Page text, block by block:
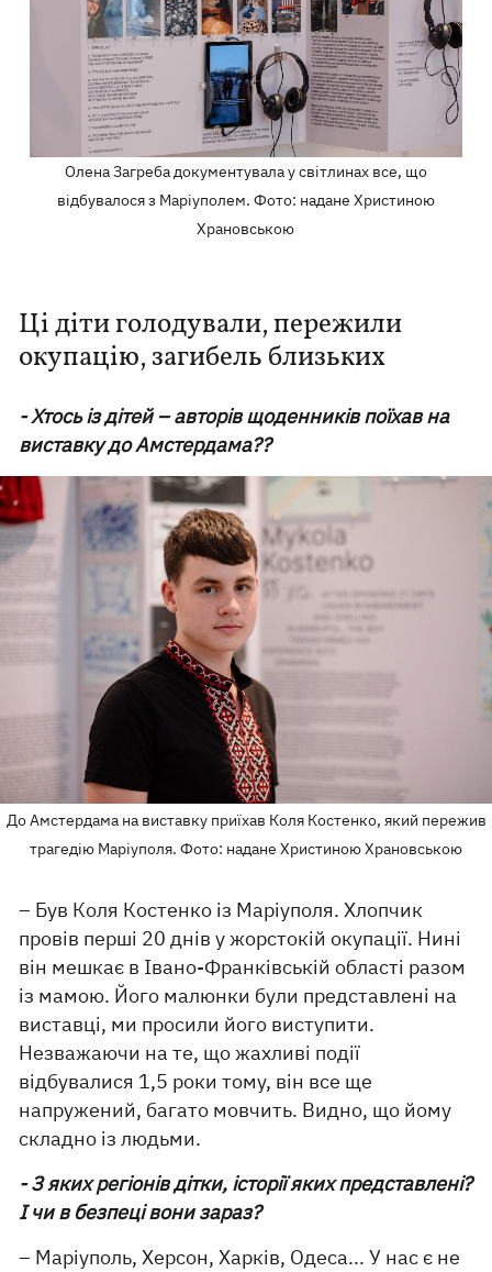
Олена Загреба документувала у світлинах все, що
відбувалося з Маріуполем. Фото: надане Христиною
Храновською
Ці діти голодували, пережили
окупацію, загибель близьких
- Хтось із дітей – авторів щоденників поїхав на
виставку до Амстердама??
До Амстердама на виставку приїхав Коля Костенко, який пережив
трагедію Маріуполя. Фото: надане Христиною Храновською
– Був Коля Костенко із Маріуполя. Хлопчик
провів перші 20 днів у жорстокій окупації. Нині
він мешкає в Івано-Франківській області разом
із мамою. Його малюнки були представлені на
виставці, ми просили його виступити.
Незважаючи на те, що жахливі події
відбувалися 1,5 роки тому, він все ще
напружений, багато мовчить. Видно, що йому
складно із людьми.
- З яких регіонів дітки, історії яких представлені?
І чи в безпеці вони зараз?
– Маріуполь, Херсон, Харків, Одеса... У нас є не